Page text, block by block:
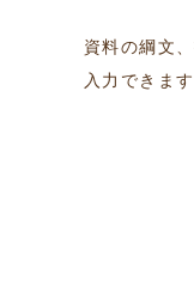
資料の綱文
入力できま